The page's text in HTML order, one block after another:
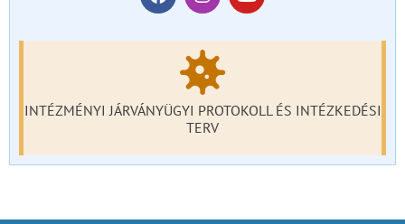
INTÉZMÉNYI JÁRVÁNYÜGYI PROTOKOLL ÉS INTÉZKEDÉSI
TERV